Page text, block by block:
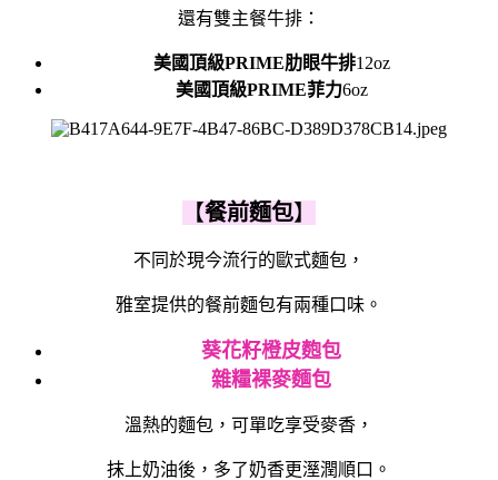
還有雙主餐牛排：
美國頂級PRIME肋眼牛排12oz
美國頂級PRIME菲力6oz
【餐前麵包】
不同於現今流行的歐式麵包，
雅室提供的餐前麵包有兩種口味。
葵花籽橙皮麭包
雜糧裸麥麵包
溫熱的麵包，可單吃享受麥香，
抹上奶油後，多了奶香更溼潤順口。